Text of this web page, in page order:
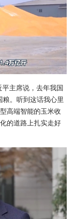
平主席说，去年我国
。听到这话我心里
高端智能的玉米收
的道路上扎实走好